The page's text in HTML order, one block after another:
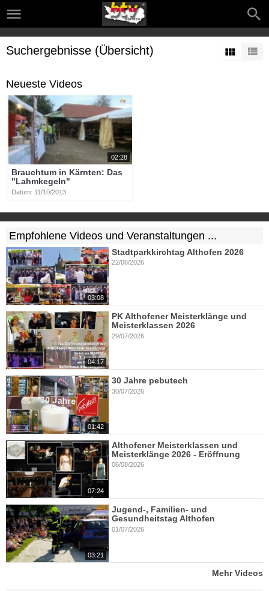
Suchergebnisse (Übersicht)
Neueste Videos
02:28
Brauchtum in Kärnten: Das
"Lahmkegeln"
Datum: 11/10/2013
Empfohlene Videos und Veranstaltungen ...
03:08
Stadtparkkirchtag Althofen 2026
22/06/2026
04:17
PK Althofener Meisterklänge und
Meisterklassen 2026
29/07/2026
01:42
30 Jahre pebutech
30/07/2026
07:24
Althofener Meisterklassen und
Meisterklänge 2026 - Eröffnung
06/08/2026
03:21
Jugend-, Familien- und
Gesundheitstag Althofen
01/07/2026
Mehr Videos